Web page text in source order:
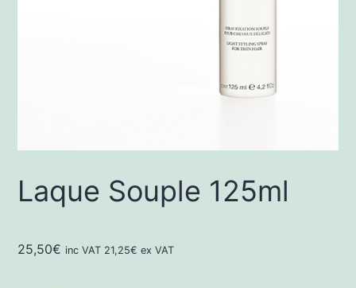
Laque Souple 125ml
25,50€ inc VAT 21,25€ ex VAT